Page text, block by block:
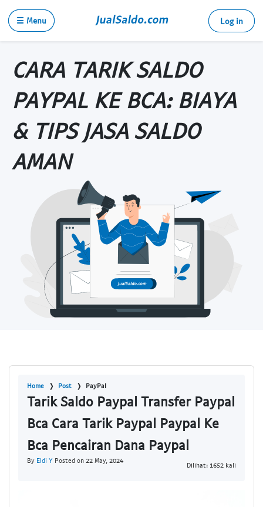
☰ Menu Log in
CARA TARIK SALDO
PAYPAL KE BCA: BIAYA
& TIPS JASA SALDO
AMAN
Home Post PayPal
Tarik Saldo Paypal Transfer Paypal
Bca Cara Tarik Paypal Paypal Ke
Bca Pencairan Dana Paypal
By Eldi Y Posted on 22 May, 2024
Dilihat: 1652 kali